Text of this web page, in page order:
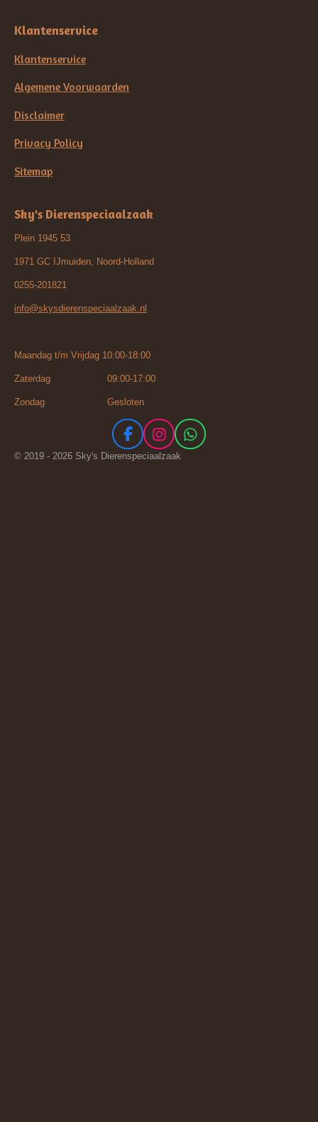
Klantenservice
Klantenservice
Algemene Voorwaarden
Disclaimer
Privacy Policy
Sitemap
Sky's Dierenspeciaalzaak
Plein 1945 53
1971 GC IJmuiden, Noord-Holland
0255-201821
info@skysdierenspeciaalzaak.nl
Maandag t/m Vrijdag 10:00-18:00
Zaterdag 09:00-17:00
Zondag Gesloten
F
a
I
n
W
© 2019 - 2026 Sky's Dierenspeciaalzaak